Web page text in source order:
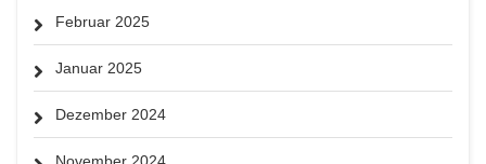
Februar 2025
Januar 2025
Dezember 2024